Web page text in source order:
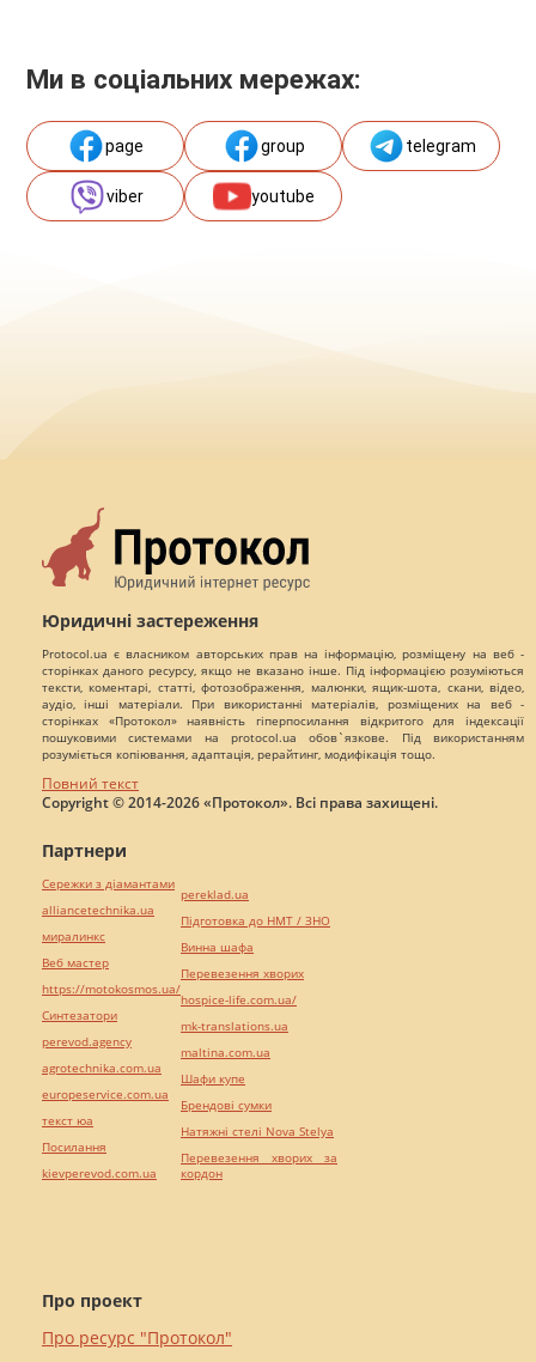
Ми в соціальних мережах:
page group telegram
viber youtube
Юридичні застереження
Protocol.ua є власником авторських прав на інформацію, розміщену на веб -
сторінках даного ресурсу, якщо не вказано інше. Під інформацією розуміються
тексти, коментарі, статті, фотозображення, малюнки, ящик-шота, скани, відео,
аудіо, інші матеріали. При використанні матеріалів, розміщених на веб -
сторінках «Протокол» наявність гіперпосилання відкритого для індексації
пошуковими системами на protocol.ua обов`язкове. Під використанням
розуміється копіювання, адаптація, рерайтинг, модифікація тощо.
Повний текст
Copyright © 2014-2026 «Протокол». Всі права захищені.
Про проект
Про ресурс "Протокол"
Партнери
Сережки з діамантами
alliancetechnika.ua
миралинкс
Веб мастер
https://motokosmos.ua/
Синтезатори
perevod.agency
agrotechnika.com.ua
europeservice.com.ua
текст юа
Посилання
kievperevod.com.ua
pereklad.ua
Підготовка до НМТ / ЗНО
Винна шафа
Перевезення хворих
hospice-life.com.ua/
mk-translations.ua
maltina.com.ua
Шафи купе
Брендові сумки
Натяжні стелі Nova Stelya
Перевезення хворих за
кордон